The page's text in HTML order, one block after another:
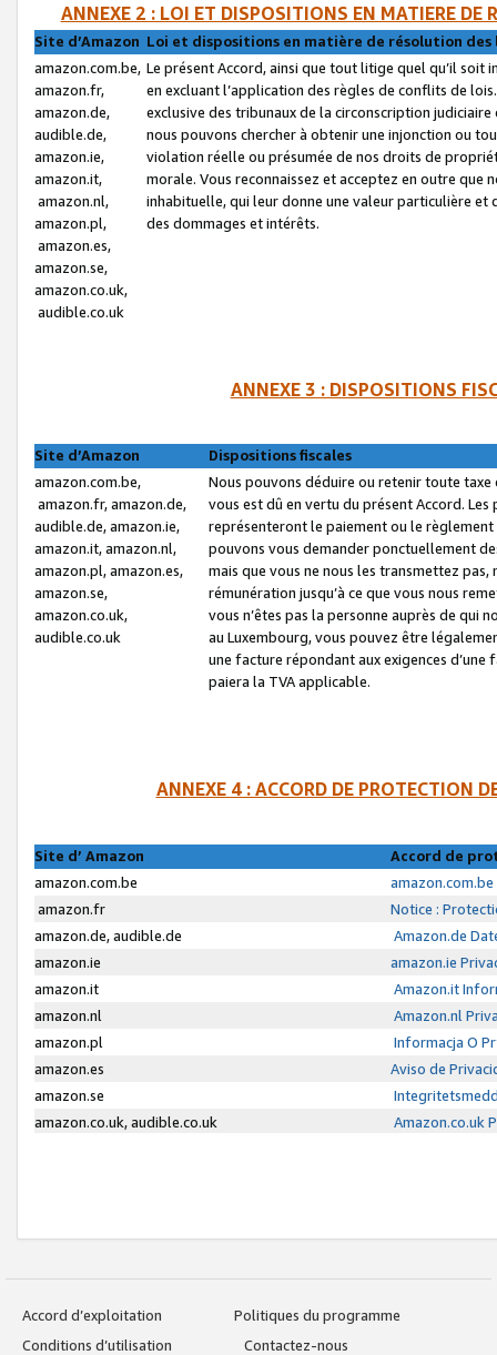
ANNEXE 2 : LOI ET DISPOSITIONS EN MATIERE DE
Site d’Amazon Loi et dispositions en matière de résolution
amazon.com.be,
amazon.fr,
amazon.de,
audible.de,
amazon.ie,
amazon.it,
amazon.nl,
amazon.pl,
amazon.es,
amazon.se,
amazon.co.uk,
audible.co.uk
Le présent Accord, ainsi que tout litige quel qu’il soit
en excluant l’application des règles de conflits de
exclusive des tribunaux de la circonscription
nous pouvons chercher à obtenir une injonction ou
violation réelle ou présumée de nos droits de
morale. Vous reconnaissez et acceptez en outre que
inhabituelle, qui leur donne une valeur particulière
des dommages et intérêts.
ANNEXE 3 : DISPOSITIONS
Site d’Amazon
Dispositions fiscales
amazon.com.be,
amazon.fr, amazon.de,
audible.de, amazon.ie,
amazon.it, amazon.nl,
amazon.pl, amazon.es,
amazon.se,
amazon.co.uk,
audible.co.uk
Nous pouvons déduire ou retenir toute
vous est dû en vertu du présent Accord.
représenteront le paiement ou le
pouvons vous demander ponctuellement
mais que vous ne nous les transmettez
rémunération jusqu’à ce que vous nous
vous n’êtes pas la personne auprès de qui
au Luxembourg, vous pouvez être
une facture répondant aux exigences
paiera la TVA applicable.
ANNEXE 4 : ACCORD DE PROTECTION
Site d’ Amazon
Accord de
amazon.com.be
amazon.fr
Notice :
amazon.de, audible.de
Amazon.de
amazon.ie
amazon.ie
amazon.it
Amazon.it
amazon.nl
Amazon.nl
amazon.pl
Informacja O
amazon.es
Aviso de
amazon.se
amazon.co.uk, audible.co.uk
Amazon.co.uk
Accord d’exploitation
Politiques du programme
Conditions d’utilisation
Contactez-nous